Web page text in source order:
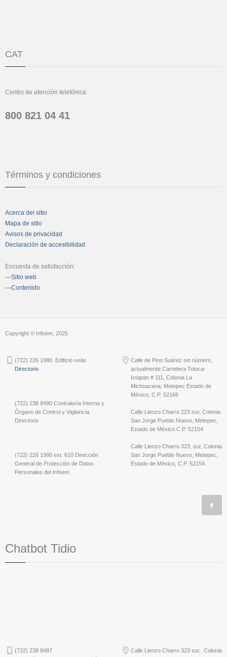
CAT
Centro de atención telefónica
800 821 04 41
Términos y condiciones
Acerca del sitio
Mapa de sitio
Avisos de privacidad
Declaración de accesibilidad
Encuesta de satisfacción:
---Sitio web
---Contenido
Copyright © Infoem, 2025
(722) 226 1980. Edificio sede
Directorio
(722) 238 8490 Contraloría Interna y
Órgano de Control y Vigilancia
Directorio
(722) 226 1980 ext. 610 Dirección
General de Protección de Datos
Personales del Infoem
Calle de Pino Suárez sin número,
actualmente Carretera Toluca-
Ixtapan # 111, Colonia La
Michoacana; Metepec Estado de
México, C.P. 52166
Calle Lienzo Charro 223 sur, Colonia
San Jorge Pueblo Nuevo, Metepec,
Estado de México C.P. 52154
Calle Lienzo Charro 323, sur, Colonia
San Jorge Pueblo Nuevo, Metepec,
Estado de México, C.P. 52154.
Chatbot Tidio
(722) 238 8487
Calle Lienzo Charro 323 sur, Colonia